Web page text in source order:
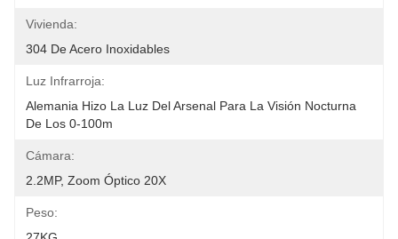
Vivienda:
304 De Acero Inoxidables
Luz Infrarroja:
Alemania Hizo La Luz Del Arsenal Para La Visión Nocturna
De Los 0-100m
Cámara:
2.2MP, Zoom Óptico 20X
Peso: